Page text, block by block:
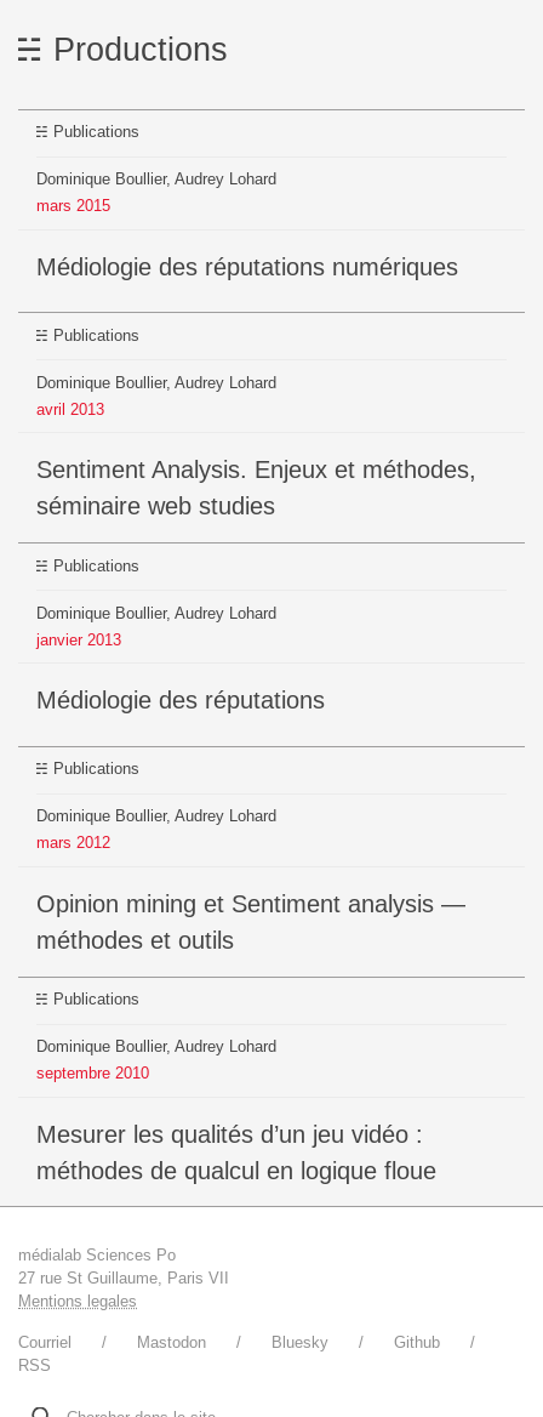
Productions
Publications
Dominique Boullier, Audrey Lohard
mars 2015
Médiologie des réputations numériques
Publications
Dominique Boullier, Audrey Lohard
avril 2013
Sentiment Analysis. Enjeux et méthodes,
séminaire web studies
Publications
Dominique Boullier, Audrey Lohard
janvier 2013
Médiologie des réputations
Publications
Dominique Boullier, Audrey Lohard
mars 2012
Opinion mining et ‎Sentiment analysis —
méthodes et outils
Publications
Dominique Boullier, Audrey Lohard
septembre 2010
Mesurer les qualités d’un jeu vidéo :
méthodes de qualcul en logique floue
médialab Sciences Po
27 rue St Guillaume, Paris VII
Mentions legales
Courriel Mastodon Bluesky
Github
RSS